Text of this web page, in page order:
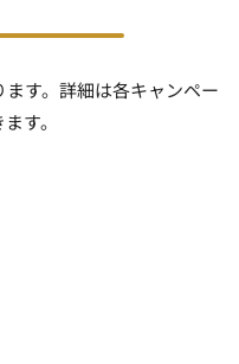
す。詳細は各キャンペー
す。